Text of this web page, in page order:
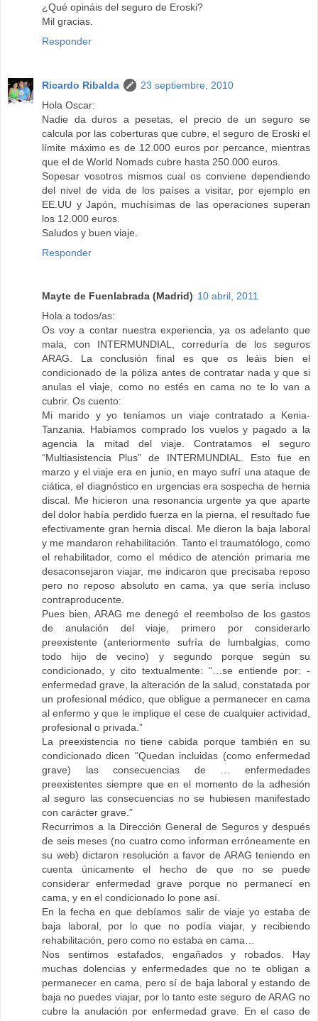
¿Qué opináis del seguro de Eroski?
Mil gracias.
Responder
Ricardo Ribalda
23 septiembre, 2010
Hola Oscar:
Nadie da duros a pesetas, el precio de un seguro se
calcula por las coberturas que cubre, el seguro de Eroski el
límite máximo es de 12.000 euros por percance, mientras
que el de World Nomads cubre hasta 250.000 euros.
Sopesar vosotros mismos cual os conviene dependiendo
del nivel de vida de los países a visitar, por ejemplo en
EE.UU y Japón, muchísimas de las operaciones superan
los 12.000 euros.
Saludos y buen viaje.
Responder
Mayte de Fuenlabrada (Madrid) 10 abril, 2011
Hola a todos/as:
Os voy a contar nuestra experiencia, ya os adelanto que
mala, con INTERMUNDIAL, correduría de los seguros
ARAG. La conclusión final es que os leáis bien el
condicionado de la póliza antes de contratar nada y que si
anulas el viaje, como no estés en cama no te lo van a
cubrir. Os cuento:
Mi marido y yo teníamos un viaje contratado a Kenia-
Tanzania. Habíamos comprado los vuelos y pagado a la
agencia la mitad del viaje. Contratamos el seguro
“Multiasistencia Plus” de INTERMUNDIAL. Esto fue en
marzo y el viaje era en junio, en mayo sufrí una ataque de
ciática, el diagnóstico en urgencias era sospecha de hernia
discal. Me hicieron una resonancia urgente ya que aparte
del dolor había perdido fuerza en la pierna, el resultado fue
efectivamente gran hernia discal. Me dieron la baja laboral
y me mandaron rehabilitación. Tanto el traumatólogo, como
el rehabilitador, como el médico de atención primaria me
desaconsejaron viajar, me indicaron que precisaba reposo
pero no reposo absoluto en cama, ya que sería incluso
contraproducente.
Pues bien, ARAG me denegó el reembolso de los gastos
de anulación del viaje, primero por considerarlo
preexistente (anteriormente sufría de lumbalgias, como
todo hijo de vecino) y segundo porque según su
condicionado, y cito textualmente: “…se entiende por: -
enfermedad grave, la alteración de la salud, constatada por
un profesional médico, que obligue a permanecer en cama
al enfermo y que le implique el cese de cualquier actividad,
profesional o privada.”
La preexistencia no tiene cabida porque también en su
condicionado dicen “Quedan incluidas (como enfermedad
grave) las consecuencias de … enfermedades
preexistentes siempre que en el momento de la adhesión
al seguro las consecuencias no se hubiesen manifestado
con carácter grave.”
Recurrimos a la Dirección General de Seguros y después
de seis meses (no cuatro como informan erróneamente en
su web) dictaron resolución a favor de ARAG teniendo en
cuenta únicamente el hecho de que no se puede
considerar enfermedad grave porque no permanecí en
cama, y en el condicionado lo pone así.
En la fecha en que debíamos salir de viaje yo estaba de
baja laboral, por lo que no podía viajar, y recibiendo
rehabilitación, pero como no estaba en cama…
Nos sentimos estafados, engañados y robados. Hay
muchas dolencias y enfermedades que no te obligan a
permanecer en cama, pero sí de baja laboral y estando de
baja no puedes viajar, por lo tanto este seguro de ARAG no
cubre la anulación por enfermedad grave. En el caso de